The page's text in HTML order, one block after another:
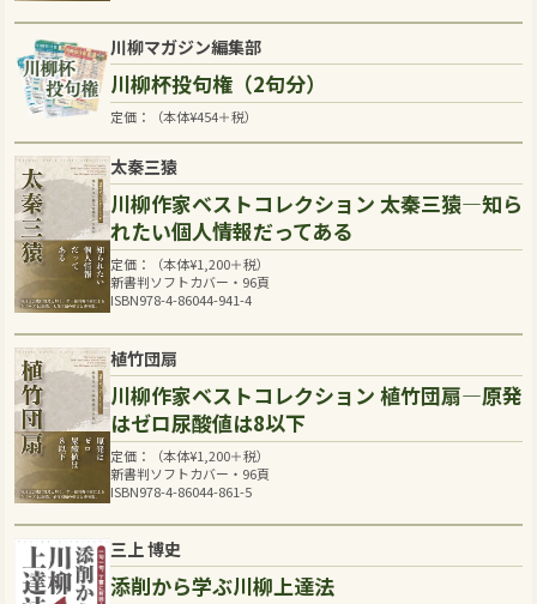
川柳マガジン編集部
川柳杯投句権（2句分）
定価：（本体¥454＋税）
太秦三猿
川柳作家ベストコレクション 太秦三猿―知ら
れたい個人情報だってある
定価：（本体¥1,200＋税）
新書判ソフトカバー・96頁
ISBN978-4-86044-941-4
植竹団扇
川柳作家ベストコレクション 植竹団扇―原発
はゼロ尿酸値は8以下
定価：（本体¥1,200＋税）
新書判ソフトカバー・96頁
ISBN978-4-86044-861-5
三上 博史
添削から学ぶ川柳上達法